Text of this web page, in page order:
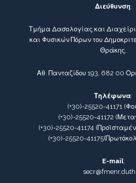
Διεύθυνση:
Τμήμα Δασολογίας και
και Φυσικών Πόρων του
Θράκης,
Αθ. Πανταζίδου 193, 682 00
Τηλέφωνα:
(+30)-25520-41171
(+30)-25520-41172
(+30)-25520-41174
(+30)-25520-41175
E-mail: